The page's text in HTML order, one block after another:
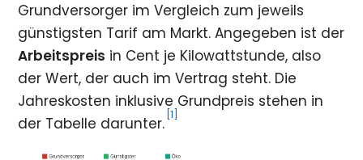
Grundversorger im Vergleich zum jeweils
günstigsten Tarif am Markt. Angegeben ist der
Arbeitspreis in Cent je Kilowattstunde, also
der Wert, der auch im Vertrag steht. Die
Jahreskosten inklusive Grundpreis stehen in
der Tabelle darunter. [1]